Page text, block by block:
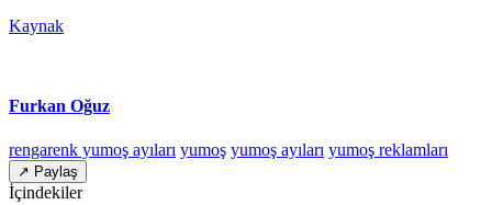
Kaynak
Furkan Oğuz
rengarenk yumoş ayıları yumoş yumoş ayıları yumoş reklamları
↗ Paylaş
İçindekiler